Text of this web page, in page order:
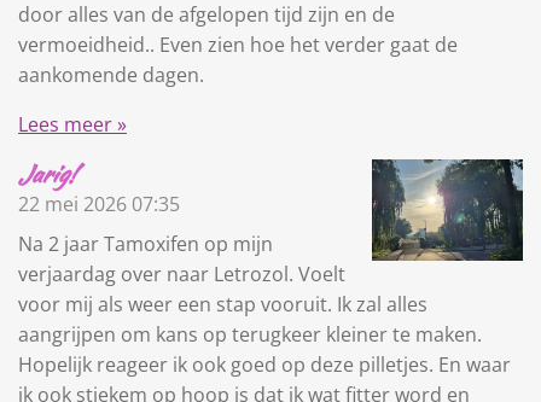
door alles van de afgelopen tijd zijn en de
vermoeidheid.. Even zien hoe het verder gaat de
aankomende dagen.
Lees meer »
Jarig!
22 mei 2026 07:35
Na 2 jaar Tamoxifen op mijn
verjaardag over naar Letrozol. Voelt
voor mij als weer een stap vooruit. Ik zal alles
aangrijpen om kans op terugkeer kleiner te maken.
Hopelijk reageer ik ook goed op deze pilletjes. En waar
ik ook stiekem op hoop is dat ik wat fitter word en